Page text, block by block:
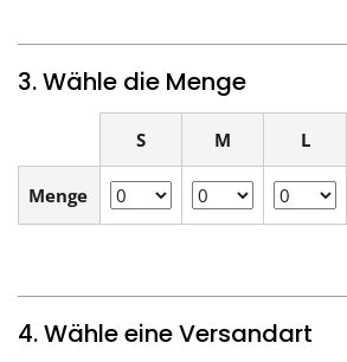
3. Wähle die Menge
S M L
Menge
4. Wähle eine Versandart